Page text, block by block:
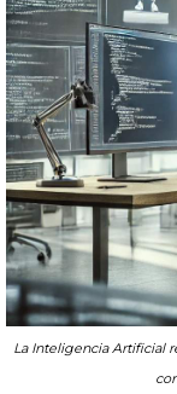
La Inteligencia Artificial